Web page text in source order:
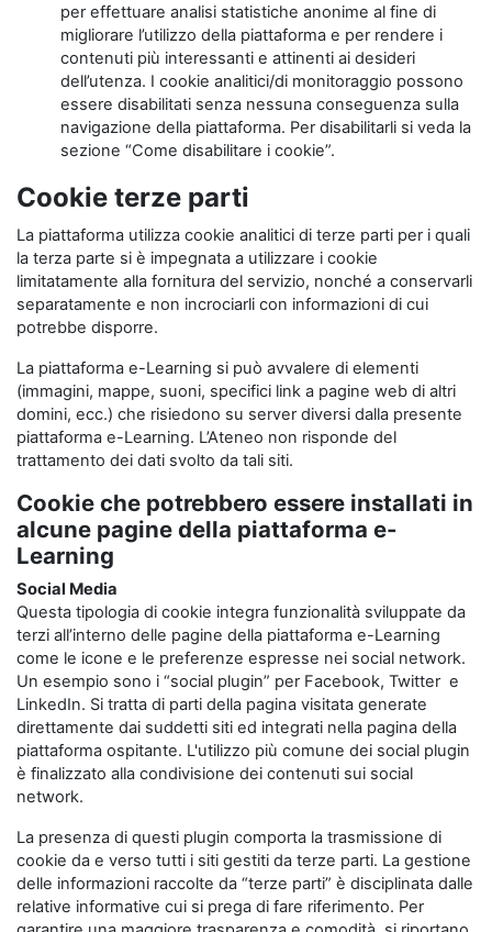
per effettuare analisi statistiche anonime al fine di
migliorare l’utilizzo della piattaforma e per rendere i
contenuti più interessanti e attinenti ai desideri
dell’utenza. I cookie analitici/di monitoraggio possono
essere disabilitati senza nessuna conseguenza sulla
navigazione della piattaforma. Per disabilitarli si veda la
sezione “Come disabilitare i cookie”.
Cookie terze parti
La piattaforma utilizza cookie analitici di terze parti per i quali
la terza parte si è impegnata a utilizzare i cookie
limitatamente alla fornitura del servizio, nonché a conservarli
separatamente e non incrociarli con informazioni di cui
potrebbe disporre.
La piattaforma e-Learning si può avvalere di elementi
(immagini, mappe, suoni, specifici link a pagine web di altri
domini, ecc.) che risiedono su server diversi dalla presente
piattaforma e-Learning. L’Ateneo non risponde del
trattamento dei dati svolto da tali siti.
Cookie che potrebbero essere installati in
alcune pagine della piattaforma e-
Learning
Social Media
Questa tipologia di cookie integra funzionalità sviluppate da
terzi all’interno delle pagine della piattaforma e-Learning
come le icone e le preferenze espresse nei social network.
Un esempio sono i “social plugin” per Facebook, Twitter e
LinkedIn. Si tratta di parti della pagina visitata generate
direttamente dai suddetti siti ed integrati nella pagina della
piattaforma ospitante. L'utilizzo più comune dei social plugin
è finalizzato alla condivisione dei contenuti sui social
network.
La presenza di questi plugin comporta la trasmissione di
cookie da e verso tutti i siti gestiti da terze parti. La gestione
delle informazioni raccolte da “terze parti” è disciplinata dalle
relative informative cui si prega di fare riferimento. Per